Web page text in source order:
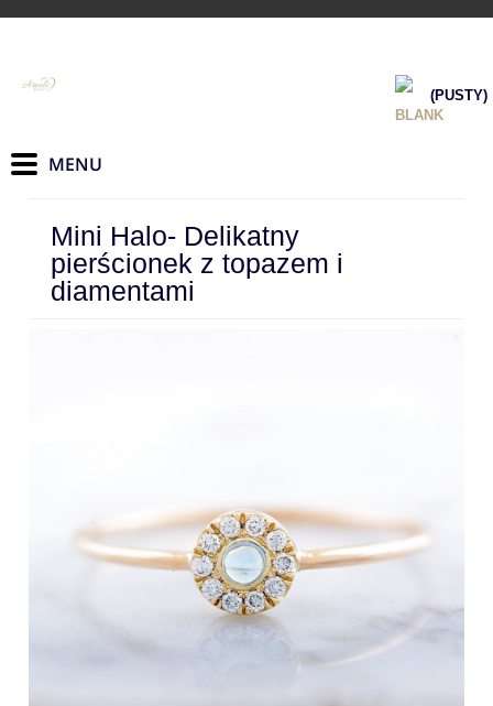
(PUSTY)
Mini Halo- Delikatny
pierścionek z topazem i
diamentami